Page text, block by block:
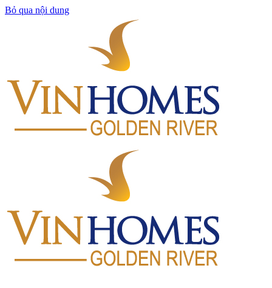
Bỏ qua nội dung